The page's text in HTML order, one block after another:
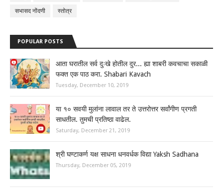
सभासद नोंदणी स्तोत्र
POPULAR POSTS
आता घरातील सर्व दुःखे होतील दुर... ह्या शाबरी कवचाचा सकाळी
फक्त एक पाठ करा. Shabari Kavach
Tuesday, December 10, 2019
या १० सवयी मुलांना लावाल तर ते उत्तरोत्तर सर्वांगीण प्रगती
साधतील. तुमची प्रतिष्ठा वाढेल.
Saturday, December 21, 2019
श्री घण्टाकर्ण यक्ष साधना धनवर्धक विद्या Yaksh Sadhana
Thursday, December 05, 2019